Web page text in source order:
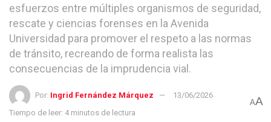
esfuerzos entre múltiples organismos de seguridad,
rescate y ciencias forenses en la Avenida
Universidad para promover el respeto a las normas
de tránsito, recreando de forma realista las
consecuencias de la imprudencia vial.
Por: Ingrid Fernández Márquez
13/06/2026
Tiempo de leer: 4 minutos de lectura
AA